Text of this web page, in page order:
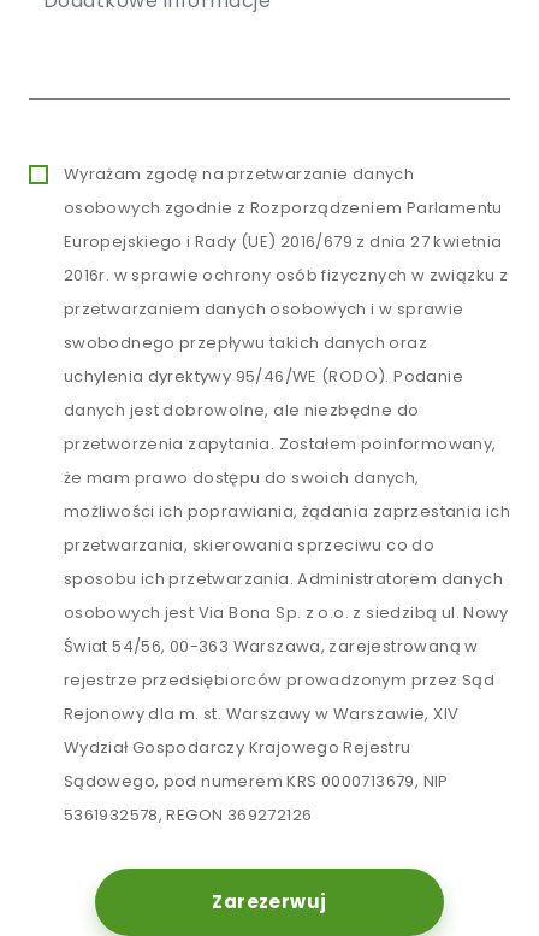
Wyrażam zgodę na przetwarzanie danych
osobowych zgodnie z Rozporządzeniem Parlamentu
Europejskiego i Rady (UE) 2016/679 z dnia 27 kwietnia
2016r. w sprawie ochrony osób fizycznych w związku z
przetwarzaniem danych osobowych i w sprawie
swobodnego przepływu takich danych oraz
uchylenia dyrektywy 95/46/WE (RODO). Podanie
danych jest dobrowolne, ale niezbędne do
przetworzenia zapytania. Zostałem poinformowany,
że mam prawo dostępu do swoich danych,
możliwości ich poprawiania, żądania zaprzestania ich
przetwarzania, skierowania sprzeciwu co do
sposobu ich przetwarzania. Administratorem danych
osobowych jest Via Bona Sp. z o.o. z siedzibą ul. Nowy
Świat 54/56, 00-363 Warszawa, zarejestrowaną w
rejestrze przedsiębiorców prowadzonym przez Sąd
Rejonowy dla m. st. Warszawy w Warszawie, XIV
Wydział Gospodarczy Krajowego Rejestru
Sądowego, pod numerem KRS 0000713679, NIP
5361932578, REGON 369272126
Zarezerwuj